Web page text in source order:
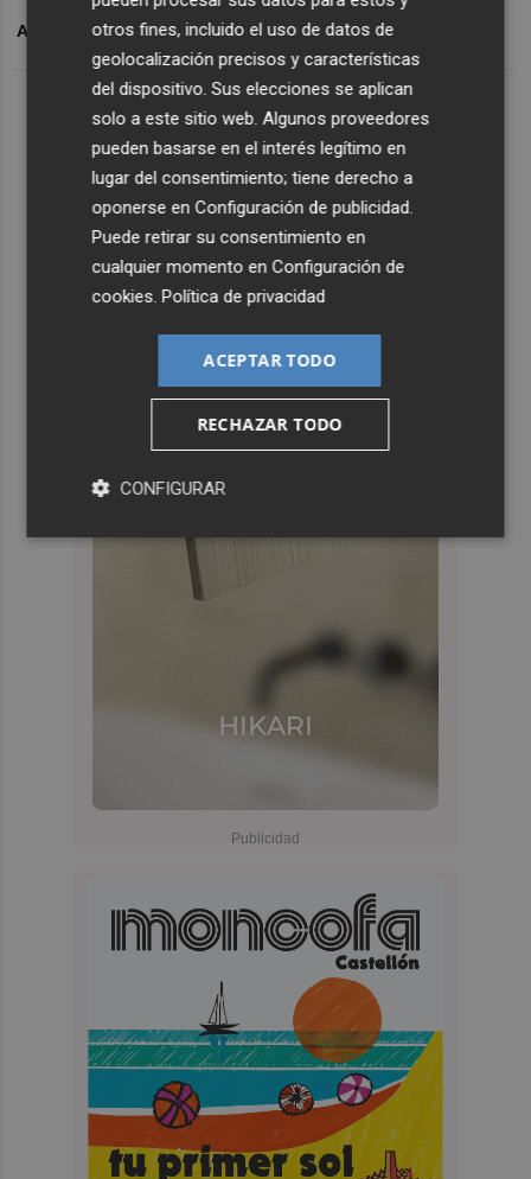
ARCHIVADO EN PAMESA CERS
otros fines, incluido el uso de datos de
geolocalización precisos y características
del dispositivo. Sus elecciones se aplican
solo a este sitio web. Algunos proveedores
pueden basarse en el interés legítimo en
lugar del consentimiento; tiene derecho a
oponerse enConfiguración de publicidad.
Puede retirar su consentimiento en
cualquier momento enConfiguración de
cookies.Política de privacidad
ACEPTAR TODO
RECHAZAR TODO
CONFIGURAR